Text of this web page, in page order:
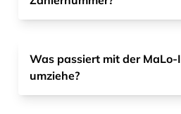
Was passiert mit der MaLo-
umziehe?